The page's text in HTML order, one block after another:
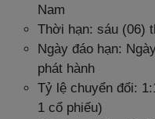
Nam
Thời hạn: sáu (06)
Ngày đáo hạn:
phát hành
Tỷ lệ chuyển đổi:
1 cổ phiếu)